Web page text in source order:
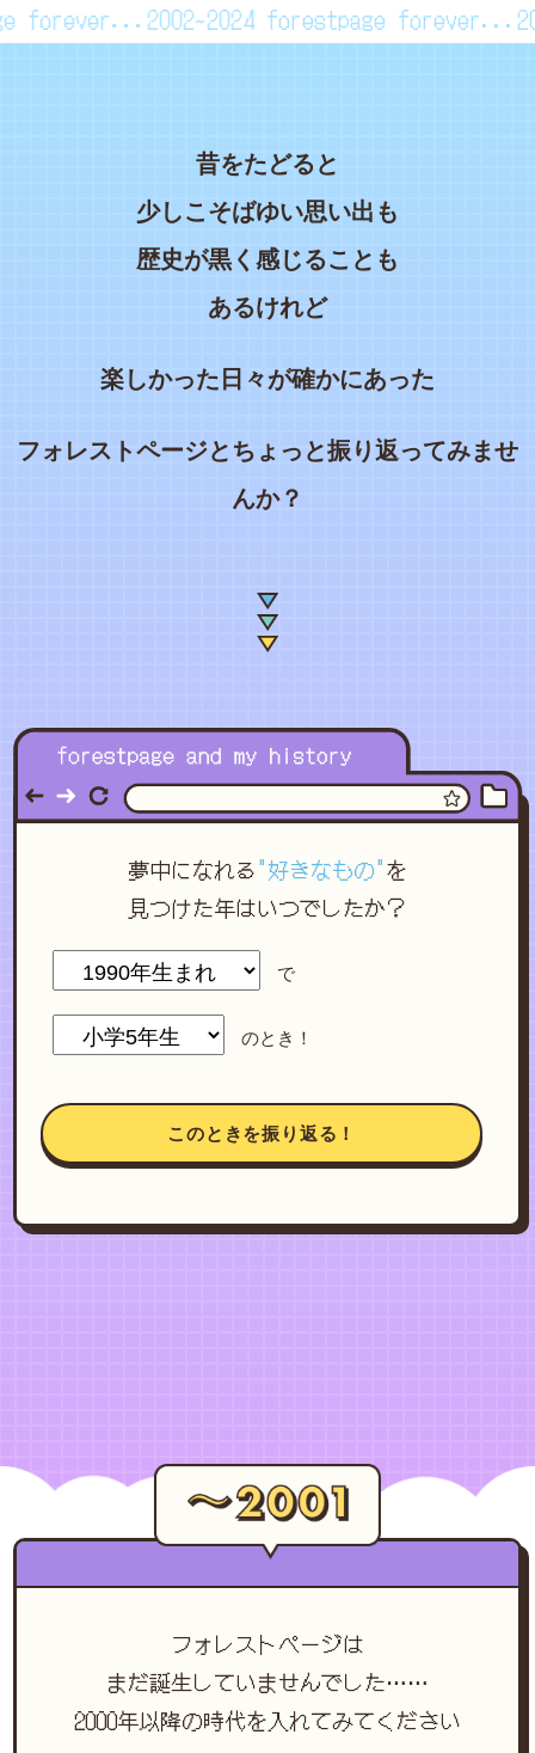
forever...2002~2024 forestpage
昔をたどると
少しこそばゆい思い出も
歴史が黒く感じることも
あるけれど
楽しかった日々が確かにあった
フォレストページとちょっと振り返ってみませ
んか？
夢中になれる"好きなもの"を
見つけた年はいつでしたか？
で
のとき！
このときを振り返る！
フォレストページは
まだ誕生していませんでした……
2000年以降の時代を入れてみてください